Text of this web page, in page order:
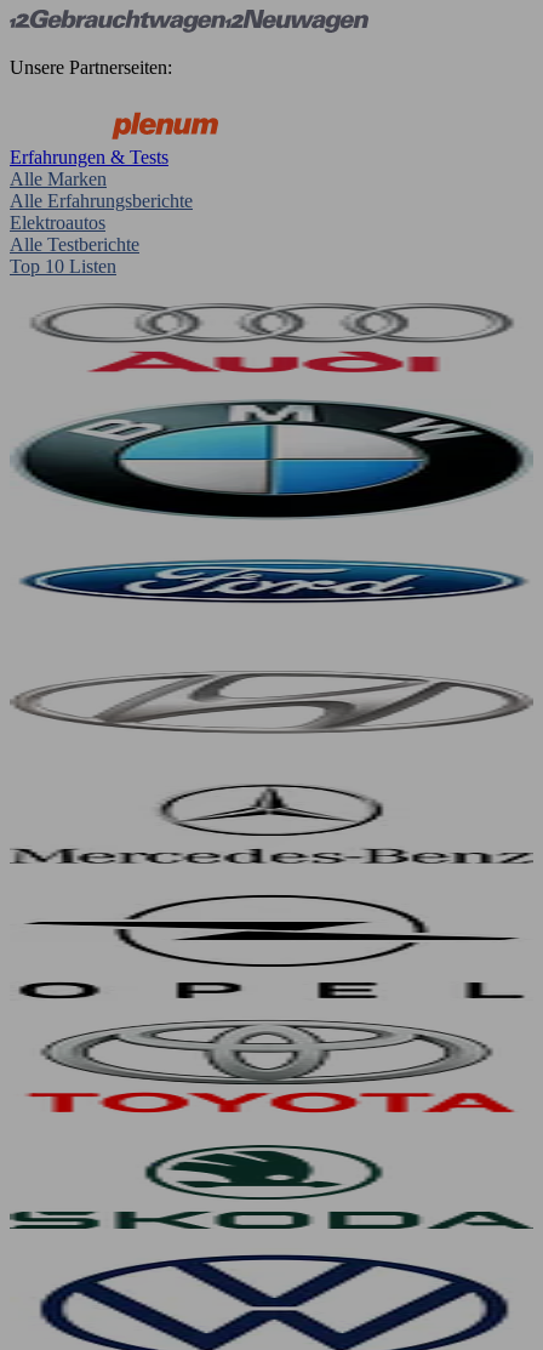
Unsere Partnerseiten:
Erfahrungen & Tests
Alle Marken
Alle Erfahrungsberichte
Elektroautos
Alle Testberichte
Top 10 Listen